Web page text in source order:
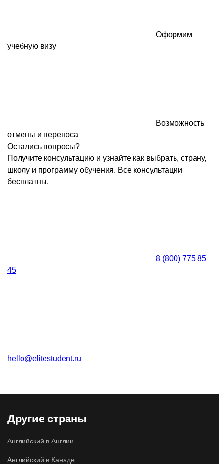
Оформим
учебную визу
Возможность
отмены и переноса
Остались вопросы?
Получите консультацию и узнайте как выбрать, страну,
школу и программу обучения. Все консультации
бесплатны.
8 (800) 775 85
45
hello@elitestudent.ru
Другие страны
Английский в Англии
Английский в Канаде